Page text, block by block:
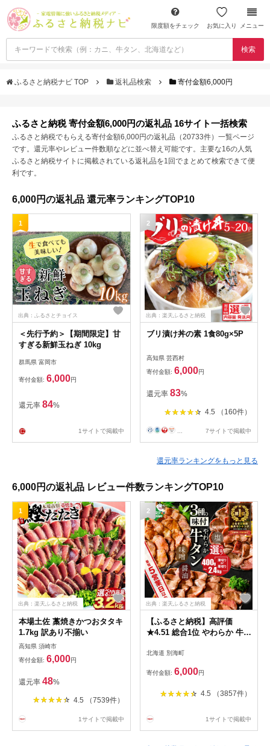
限度額をチェック お気に入り メニュー
検索
ふるさと納税ナビ TOP 返礼品検索 寄付金額6,000円
ふるさと納税 寄付金額6,000円の返礼品 16サイト一括検索
ふるさと納税でもらえる寄付金額6,000円の返礼品（20733件）一覧ページ
です。還元率やレビュー件数順などに並べ替え可能です。主要な16の人気
ふるさと納税サイトに掲載されている返礼品を1回でまとめて検索できて便
利です。
6,000円の返礼品 還元率ランキングTOP10
1
出典：ふるさとチョイス
＜先行予約＞【期間限定】甘
すぎる新鮮玉ねぎ 10kg
群馬県 富岡市
寄付金額: 6,000円
還元率 84%
1サイトで掲載中
2
出典：楽天ふるさと納税
ブリ漬け丼の素 1食80g×5P
高知県 芸西村
寄付金額: 6,000円
還元率 83%
4.5 （160件）
... 7サイトで掲載中
還元率ランキングをもっと見る
6,000円の返礼品 レビュー件数ランキングTOP10
1
出典：楽天ふるさと納税
本場土佐 藁焼きかつおタタキ
1.7kg 訳あり不揃い
高知県 須崎市
寄付金額: 6,000円
還元率 48%
4.5 （7539件）
1サイトで掲載中
2
出典：楽天ふるさと納税
【ふるさと納税】高評価
★4.51 総合1位 やわらか 牛タ
切り ）（ ふるさと納税 牛タ
肉 ふるさと納税 訳あり ふる
グ 北海道 別海町 ）（クラウ
北海道 別海町
寄付金額: 6,000円
4.5 （3857件）
1サイトで掲載中